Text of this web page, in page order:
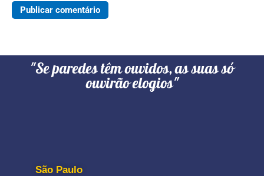
"Se paredes têm ouvidos, as suas só
ouvirão elogios"
São Paulo